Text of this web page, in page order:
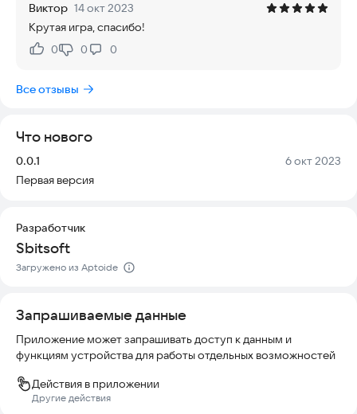
Виктор 14 окт 2023
Крутая игра, спасибо!
Нравится:
0Не нравится:
0 0
Все отзывы
Что нового
Версия:
0.0.1 Дата:
6 окт 2023
Первая версия
Разработчик
Sbitsoft
Загружено из Aptoide
Запрашиваемые данные
Приложение может запрашивать доступ к данным и
функциям устройства для работы отдельных возможностей
Действия в приложении
Другие действия